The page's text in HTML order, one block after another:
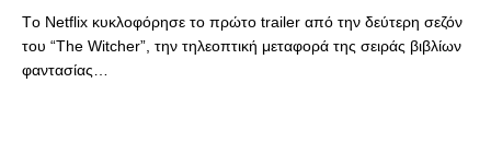
Tο Netflix κυκλοφόρησε το πρώτο trailer από την δεύτερη σεζόν
του “The Witcher”, την τηλεοπτική μεταφορά της σειράς βιβλίων
φαντασίας…